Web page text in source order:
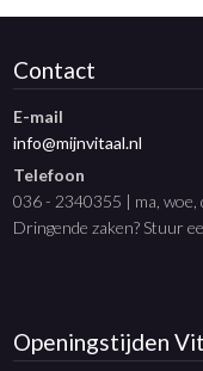
Contact
E-mail
info@mijnvitaal.nl
Telefoon
036 - 2340355 | ma,
Dringende zaken? Stuur
Openingstijden